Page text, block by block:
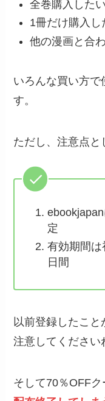
全巻購入した
1冊だけ購入し
他の漫画と合
いろんな買い方で
す。
ただし、注意点と
定
有効期間
日間
以前登録したこ
注意してください
そして70％OFFク